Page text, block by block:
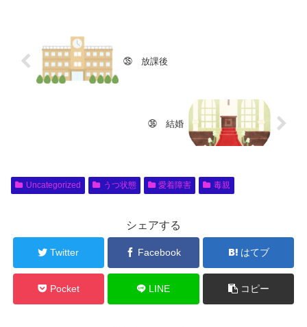
㉟ 放課後
㊱ 結婚
Uncategorized うつ状態 愛着障害 毒親
シェアする
Twitter Facebook はてブ
Pocket LINE コピー